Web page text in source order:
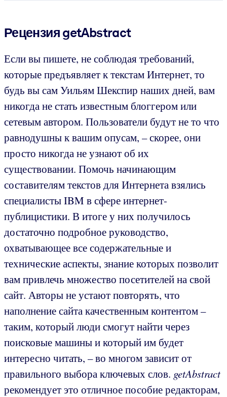
Рецензия getAbstract
Если вы пишете, не соблюдая требований,
которые предъявляет к текстам Интернет, то
будь вы сам Уильям Шекспир наших дней, вам
никогда не стать известным блоггером или
сетевым автором. Пользователи будут не то что
равнодушны к вашим опусам, – скорее, они
просто никогда не узнают об их
существовании. Помочь начинающим
составителям текстов для Интернета взялись
специалисты IBM в сфере интернет-
публицистики. В итоге у них получилось
достаточно подробное руководство,
охватывающее все содержательные и
технические аспекты, знание которых позволит
вам привлечь множество посетителей на свой
сайт. Авторы не устают повторять, что
наполнение сайта качественным контентом –
таким, который люди смогут найти через
поисковые машины и который им будет
интересно читать, – во многом зависит от
правильного выбора ключевых слов. getAbstract
рекомендует это отличное пособие редакторам,